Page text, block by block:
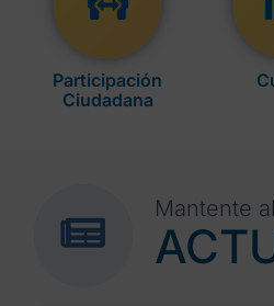
Participación
Ciudadana
Mantente